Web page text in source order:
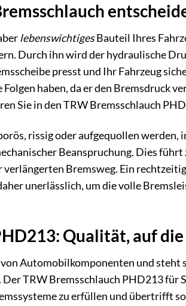
lebenswichtigesBauteil Ihres
Durch ihn wird der hydraulische
presst und Ihr Fahrzeug
haben, da er den Bremsdruck
Sie in den TRW Bremsschlauch
rissig oder aufgequollen werden,
Beanspruchung. Dies führt
Bremsweg. Ein
unerlässlich, um die volle
Qualität, auf
Automobilkomponenten und steht
Der TRW Bremsschlauch PHD213 für
zu erfüllen und übertrifft